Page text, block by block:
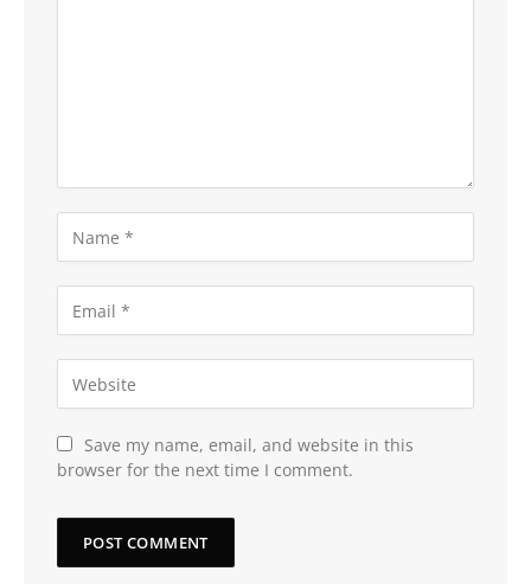
Save my name, email, and website in this
browser for the next time I comment.